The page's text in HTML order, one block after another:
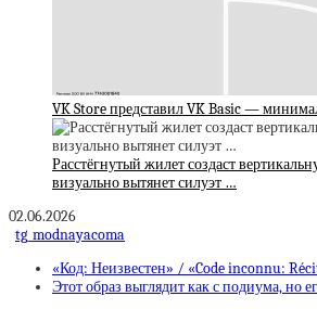
VK Store представил VK Basic —
Расстёгнутый жилет создаст
визуально вытянет силуэт …
02.06.2026
tg_modnayacoma
«Код: Неизвестен» / «Code inconnu:
Этот образ выглядит как с подиума, но